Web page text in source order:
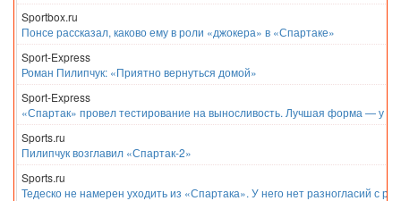
Sportbox.ru
Понсе рассказал, каково ему в роли «джокера» в «Спартаке»
Sport-Express
Роман Пилипчук: «Приятно вернуться домой»
Sport-Express
«Спартак» провел тестирование на выносливость. Лучшая форма — у
Sports.ru
Пилипчук возглавил «Спартак-2»
Sports.ru
Тедеско не намерен уходить из «Спартака». У него нет разногласий с